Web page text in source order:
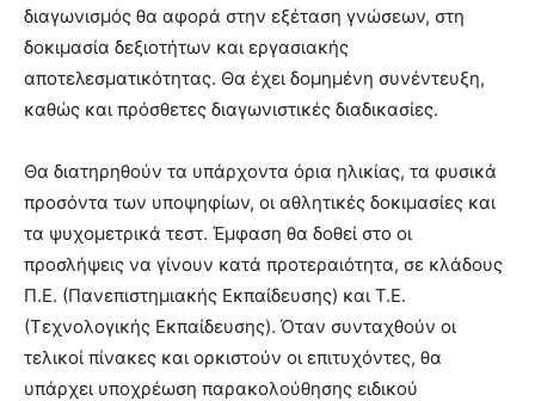
διαγωνισμός θα αφορά στην εξέταση γνώσεων, στη
δοκιμασία δεξιοτήτων και εργασιακής
αποτελεσματικότητας. Θα έχει δομημένη συνέντευξη,
καθώς και πρόσθετες διαγωνιστικές διαδικασίες.
Θα διατηρηθούν τα υπάρχοντα όρια ηλικίας, τα φυσικά
προσόντα των υποψηφίων, οι αθλητικές δοκιμασίες και
τα ψυχομετρικά τεστ. Έμφαση θα δοθεί στο οι
προσλήψεις να γίνουν κατά προτεραιότητα, σε κλάδους
Π.Ε. (Πανεπιστημιακής Εκπαίδευσης) και Τ.Ε.
(Τεχνολογικής Εκπαίδευσης). Όταν συνταχθούν οι
τελικοί πίνακες και ορκιστούν οι επιτυχόντες, θα
υπάρχει υποχρέωση παρακολούθησης ειδικού